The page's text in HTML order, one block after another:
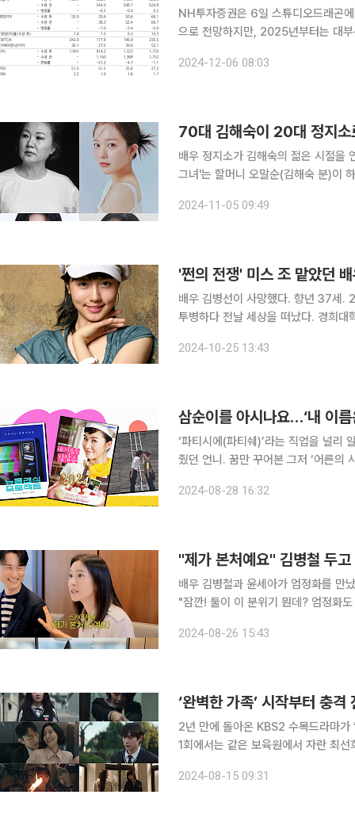
NH투자증권은 6일 스튜디오드래곤
으로 전망하지만, 2025년부터는 대부
분기 매출액은 전년 동기 대비 45%
2024-12-06 08:03
70대 김해숙이 20대 정지
배우 정지소가 김해숙의 젊은 시절을 연기한다. 다음 달 방영을 앞둔 KBS
그녀'는 할머니 오말순(김해숙 분)이
'사생결단 로맨스'의 허승민 작가와 '
2024-11-05 09:49
'쩐의 전쟁' 미스 조 맡았던
배우 김병선이 사망했다. 향년 37세. 25일 매일경제 스타투데이 보도에 따르면 김병선은 지병으로
투병하다 전날 세상을 떠났다. 경희대학교 연극영화를 졸업한 고인은 JYP엔터테인먼트에서 신인
라마 '쩐의 전쟁'에서 사채업자 '마동
2024-10-25 13:43
삼순이를 아시나요…‘내 이
‘파티시에(파티쉐)’라는 직업을 널리
줬던 언니. 꿈만 꾸어본 그저 ‘어른의
2024-08-28 16:32
"제가 본처예요" 김병철 두
배우 김병철과 윤세아가 엄정화를 만났다. 25일 엄정화의 유튜브 채널 'Umaizing 엄정
"잠깐! 둘이 이 분위기 뭔데? 엄정화
은 JTBC 드라마 '닥터 차정숙'에서
2024-08-26 15:43
‘완벽한 가족’ 시작부터 충
2년 만에 돌아온 KBS2 수목드라마가 ‘완벽한 가족
1회에서는 같은 보육원에서 자란 최
작됐다. 선희의 학교로 전학 온 수연
2024-08-15 09:31